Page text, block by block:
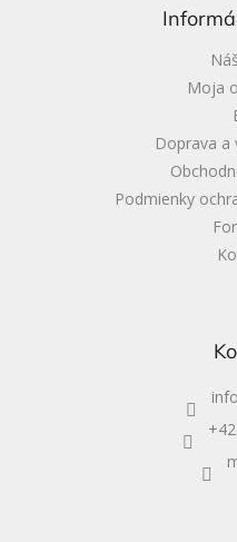
Moja
Doprava a
Podmienky
info